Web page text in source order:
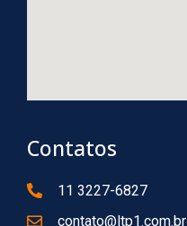
Contatos
11 3227-6827
contato@ltp1.com.br